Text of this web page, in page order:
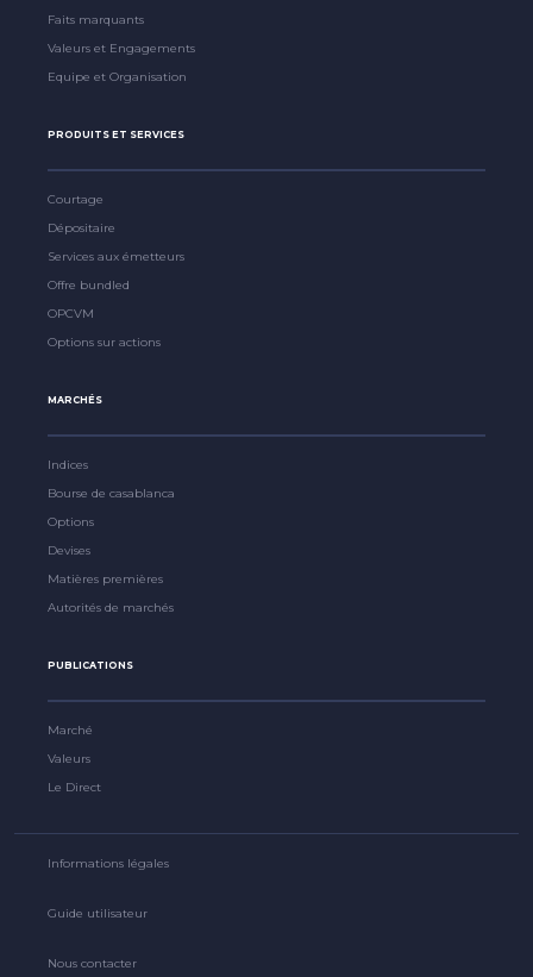
Faits marquants
Valeurs et Engagements
Equipe et Organisation
PRODUITS ET SERVICES
Courtage
Dépositaire
Services aux émetteurs
Offre bundled
OPCVM
Options sur actions
MARCHÉS
Indices
Bourse de casablanca
Options
Devises
Matières premières
Autorités de marchés
PUBLICATIONS
Marché
Valeurs
Le Direct
Informations légales
Guide utilisateur
Nous contacter